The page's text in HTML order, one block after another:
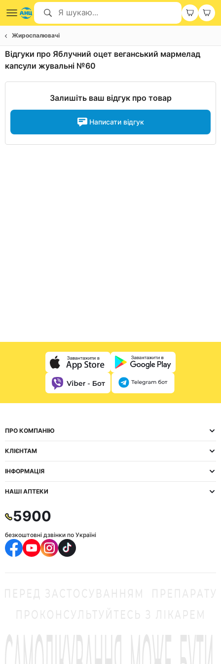
Жироспалювачі
Відгуки про Яблучний оцет веганський мармелад
капсули жувальні №60
Залишіть ваш відгук про товар
Написати відгук
ПРО КОМПАНІЮ
КЛІЄНТАМ
ІНФОРМАЦІЯ
НАШІ АПТЕКИ
5900
безкоштовні дзвінки по Україні